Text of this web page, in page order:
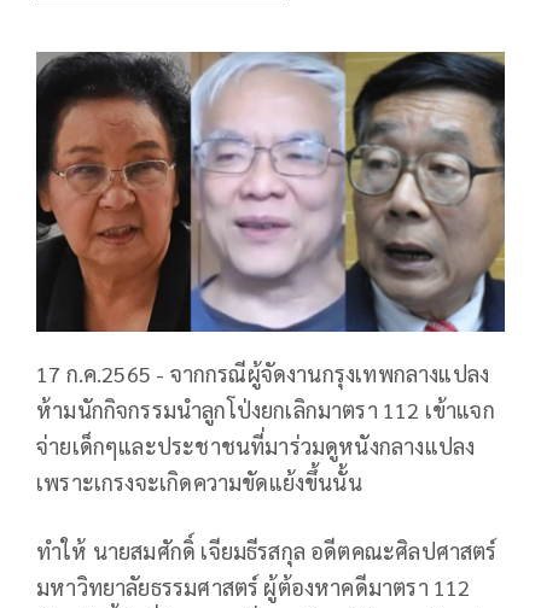
17 ก.ค.2565 - จากกรณีผู้จัดงานกรุงเทพกลางแปลง
ห้ามนักกิจกรรมนำลูกโป่งยกเลิกมาตรา 112​ เข้าแจก
จ่ายเด็กๆและประชาชนที่มาร่วมดูหนังกลางแปลง
เพราะเกรงจะเกิดความขัดแย้งขึ้นนั้น
ทำให้ นายสมศักดิ์ เจียมธีรสกุล อดีตคณะศิลปศาสตร์
มหาวิทยาลัยธรรมศาสตร์ ผู้ต้องหาคดีมาตรา 112